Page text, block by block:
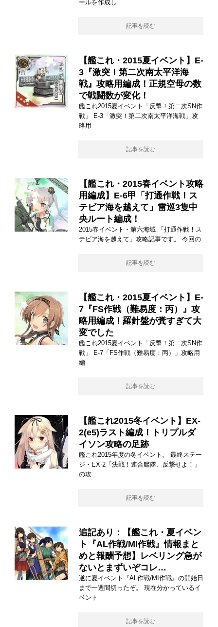
ールを作成し
記事を読む
【艦これ・2015夏イベント】E-
3『激突！第二次南太平洋海
戦』攻略用編成！正規空母の数
で戦闘数が変化！
艦これ2015夏イベント「反撃！第二次SN作
戦」 E-3「激突！第二次南太平洋海戦」攻
略用
記事を読む
【艦これ・2015春イベント攻略
用編成】E-6甲「打通作戦！ス
テビア海を越えて」雷巡3隻中
央ルート編成！
2015春イベント・第六海域 「打通作戦！ス
テビア海を越えて」攻略記事です。 今回の
記事を読む
【艦これ・2015夏イベント】E-
7『FS作戦（難易度：丙）』攻
略用編成！羅針盤が糞すぎて大
変でした
艦これ2015夏イベント「反撃！第二次SN作
戦」 E-7「FS作戦（難易度：丙）」攻略用
編
記事を読む
【艦これ2015冬イベント】EX-
2(e5)ラスト編成！トリプルダ
イソン攻略の足跡
艦これ2015年度の冬イベント。 最終ステー
ジ・EX-2「決戦！連合艦隊、反撃せよ！」
の攻
記事を読む
追記あり：【艦これ・夏イベン
ト『AL作戦/MI作戦』情報まと
めと報酬予想】レベリング急が
ないとまずいぞコレ…
遂に夏イベント『AL作戦/MI作戦』の開始日
まで一週間切ったぞ。 現在分かっているイ
ベント
記事を読む